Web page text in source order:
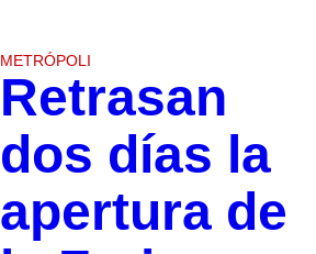
METRÓPOLI
Retrasan
dos días la
apertura de